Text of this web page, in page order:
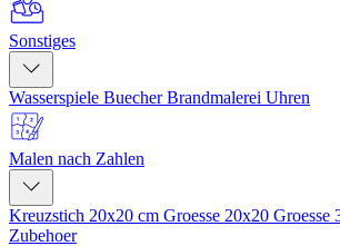
Sonstiges
Wasserspiele BuecherBrandmalerei Uhren
Malen nach Zahlen
Kreuzstich 20x20 cm Groesse 20x20 Groesse
Zubehoer